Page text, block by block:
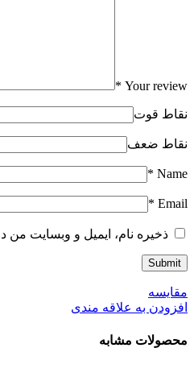
Your review
*
نقاط قوت
نقاط ضعف
Name
*
Email
*
ذخیره نام، ایمیل و وبسایت من
مقایسه
افزودن به علاقه مندی
محصولات مشابه